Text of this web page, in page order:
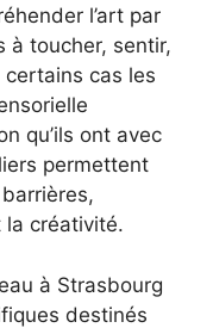
l’art par
à toucher, sentir,
cas les
qu’ils ont avec
permettent
la créativité.
à Strasbourg
destinés